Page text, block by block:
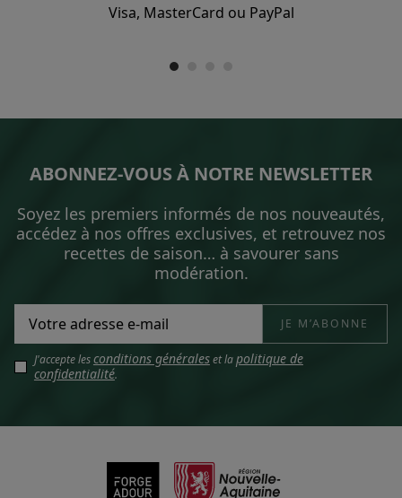
Visa, MasterCard ou PayPal
ABONNEZ-VOUS À NOTRE NEWSLETTER
Soyez les premiers informés de nos nouveautés,
accédez à nos offres exclusives, et retrouvez nos
recettes de saison… à savourer sans
modération.
J'accepte lesconditions généraleset lapolitique de
confidentialité.